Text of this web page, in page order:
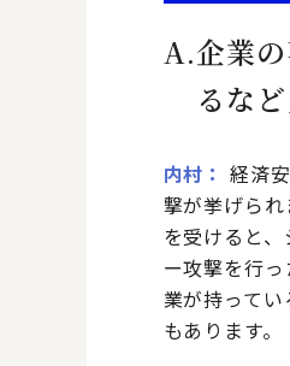
A.企業
るな
内村
経済
撃が挙げら
を受けると
ー攻撃を行
業が持って
もあります。